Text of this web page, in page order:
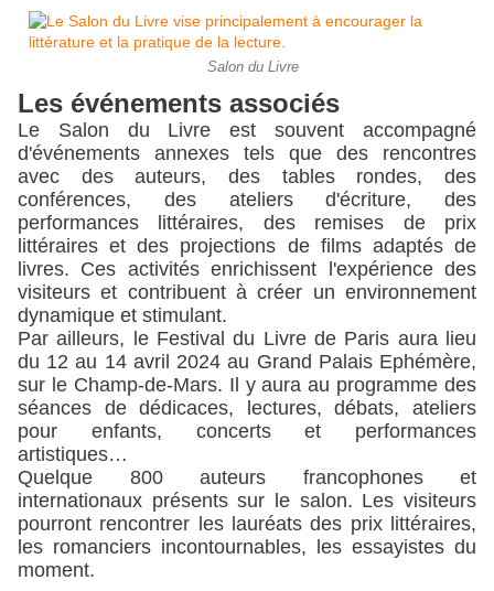
Salon du Livre
Les événements associés
Le Salon du Livre est souvent accompagné
d'événements annexes tels que des rencontres
avec des auteurs, des tables rondes, des
conférences, des ateliers d'écriture, des
performances littéraires, des remises de prix
littéraires et des projections de films adaptés de
livres. Ces activités enrichissent l'expérience des
visiteurs et contribuent à créer un environnement
dynamique et stimulant.
Par ailleurs, le Festival du Livre de Paris aura lieu
du 12 au 14 avril 2024 au Grand Palais Ephémère,
sur le Champ-de-Mars. Il y aura au programme des
séances de dédicaces, lectures, débats, ateliers
pour enfants, concerts et performances
artistiques…
Quelque 800 auteurs francophones et
internationaux présents sur le salon. Les visiteurs
pourront rencontrer les lauréats des prix littéraires,
les romanciers incontournables, les essayistes du
moment.